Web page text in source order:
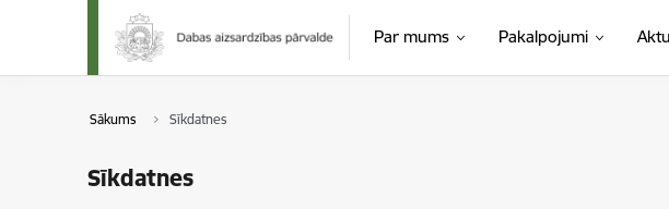
Pāriet uz lapas saturu
Par mums Pakalpojumi
Sākums Sīkdatnes
Sīkdatnes